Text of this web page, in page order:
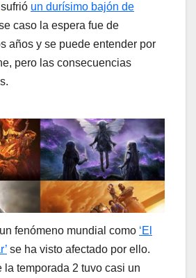
sufrió un durísimo bajón de
caso la espera fue de
años y se puede entender por
pero las consecuencias
fenómeno mundial como ‘El
se ha visto afectado por ello.
la temporada 2 tuvo casi un